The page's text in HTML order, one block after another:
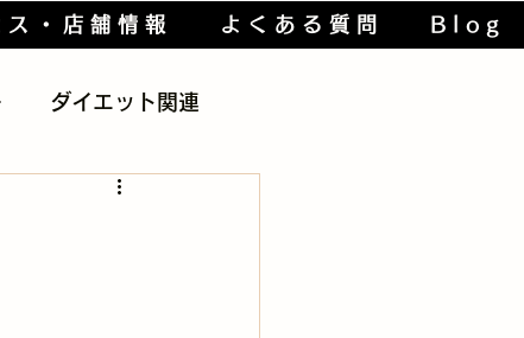
ス・店舗情報 よくある質問 Blog
ダイエット関連
ボディケア用品